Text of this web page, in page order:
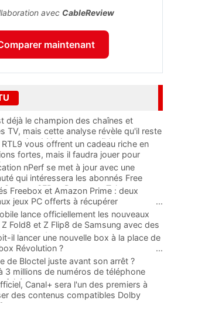
avec CableReview
maintenant
déjà le champion des chaînes et
TV, mais cette analyse révèle qu'il reste
au moins 141 ajouts possibles
RTL9 vous offrent un cadeau riche en
fortes, mais il faudra jouer pour
nPerf se met à jour avec une
qui intéressera les abonnés Free
Orange, SFR et Bouygues Telecom
Freebox et Amazon Prime : deux
jeux PC offerts à récupérer
...
lance officiellement les nouveaux
Z Fold8 et Z Flip8 de Samsung avec des
et des cadeaux
...
il lancer une nouvelle box à la place de
Révolution ?
...
de Bloctel juste avant son arrêt ?
3 millions de numéros de téléphone
fuité Canal+ sera l'un des premiers à
des contenus compatibles Dolby